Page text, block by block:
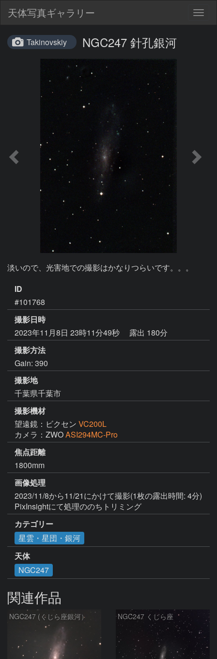
天体写真ギャラリー
Takinovskiy NGC247 針孔銀河
淡いので、光害地での撮影はかなりつらいです。。。
ID
#101768
撮影日時
2023年11月8日 23時11分49秒
露出 180分
撮影方法
Gain: 390
撮影地
千葉県千葉市
撮影機材
望遠鏡：ビクセン VC200L
カメラ：ZWOASI294MC-Pro
焦点距離
1800mm
画像処理
2023/11/8から11/21にかけて撮影(1枚の露出時間: 4分)
PixInsightにて処理ののちトリミング
カテゴリー
星雲・星団・銀河
天体
NGC247
関連作品
NGC247 (くじら座銀河） NGC247 くじら座